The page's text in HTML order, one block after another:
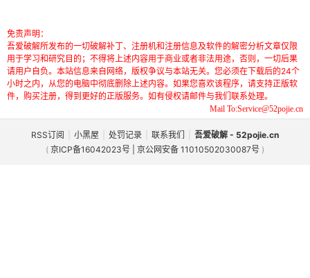
免责声明：
吾爱破解所发布的一切破解补丁、注册机和注册信息及软件的解密分析文章仅限
用于学习和研究目的；不得将上述内容用于商业或者非法用途，否则，一切后果
请用户自负。本站信息来自网络，版权争议与本站无关。您必须在下载后的24个
小时之内，从您的电脑中彻底删除上述内容。如果您喜欢该程序，请支持正版软
件，购买注册，得到更好的正版服务。如有侵权请邮件与我们联系处理。
Mail To:Service@52pojie.cn
RSS订阅 小黑屋 处罚记录 联系我们
吾爱破解 - 52pojie.cn
( 京ICP备16042023号 | 京公网安备 11010502030087号 )